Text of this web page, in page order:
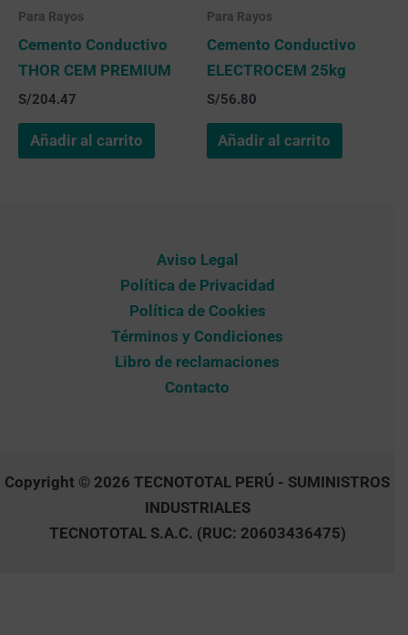
Para Rayos
Cemento Conductivo
THOR CEM PREMIUM
S/204.47
Añadir al carrito
Para Rayos
Cemento Conductivo
ELECTROCEM 25kg
S/56.80
Añadir al carrito
Aviso Legal
Política de Privacidad
Política de Cookies
Términos y Condiciones
Libro de reclamaciones
Contacto
Copyright © 2026 TECNOTOTAL PERÚ - SUMINISTROS
INDUSTRIALES
TECNOTOTAL S.A.C. (RUC: 20603436475)